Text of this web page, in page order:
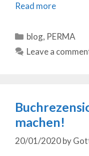
Read more
Categories
blog, PERMA
Leave a
machen!
20/01/2020by